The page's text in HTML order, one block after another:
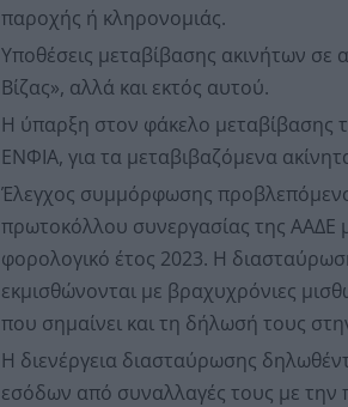
παροχής ή κληρονομιάς.
Υποθέσεις μεταβίβασης ακινήτων
Βίζας», αλλά και εκτός αυτού.
Η ύπαρξη στον φάκελο μεταβίβασης
ΕΝΦΙΑ, για τα μεταβιβαζόμενα
Έλεγχος συμμόρφωσης
πρωτοκόλλου συνεργασίας της ΑΑΔΕ
φορολογικό έτος 2023. Η
εκμισθώνονται με βραχυχρόνιες
που σημαίνει και τη δήλωσή τους
Η διενέργεια διασταύρωσης
εσόδων από συναλλαγές τους με την